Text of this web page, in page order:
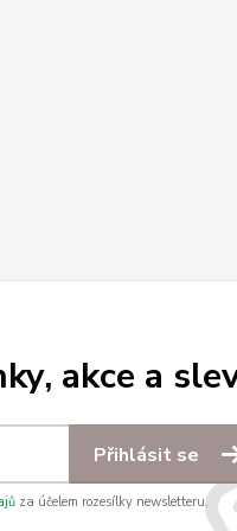
akce a
Přihlásit se
za účelem rozesílky newsletteru.